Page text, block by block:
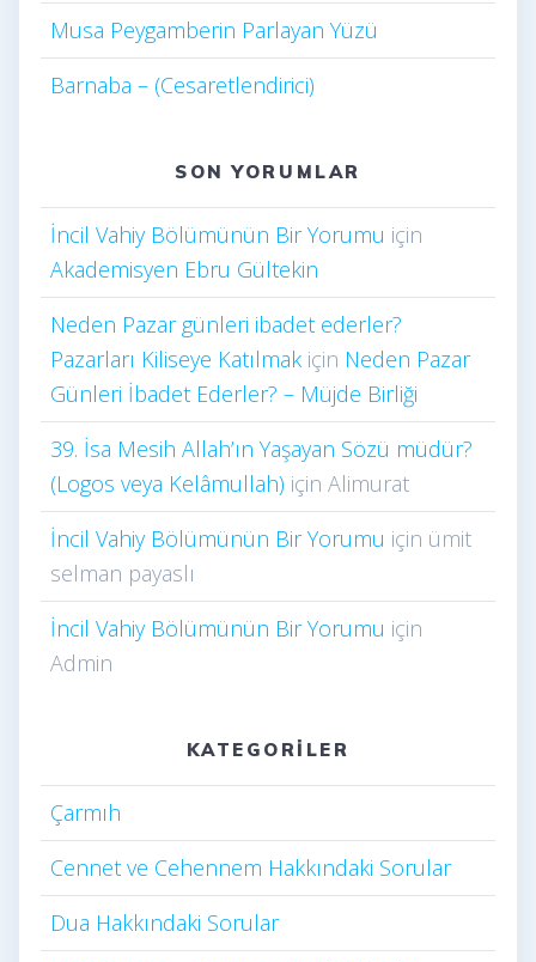
Musa Peygamberin Parlayan Yüzü
Barnaba – (Cesaretlendirici)
SON YORUMLAR
İncil Vahiy Bölümünün Bir Yorumu için
Akademisyen Ebru Gültekin
Neden Pazar günleri ibadet ederler?
Pazarları Kiliseye Katılmak için Neden Pazar
Günleri İbadet Ederler? – Müjde Birliği
39. İsa Mesih Allah’ın Yaşayan Sözü müdür?
(Logos veya Kelâmullah) için Alimurat
İncil Vahiy Bölümünün Bir Yorumu için ümit
selman payaslı
İncil Vahiy Bölümünün Bir Yorumu için
Admin
KATEGORILER
Çarmıh​
Cennet ve Cehennem Hakkındaki Sorular
Dua Hakkındaki Sorular